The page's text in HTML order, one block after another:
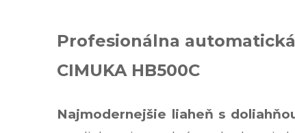
Profesionálna automatická
CIMUKA HB500C
Najmodernejšie liaheň s